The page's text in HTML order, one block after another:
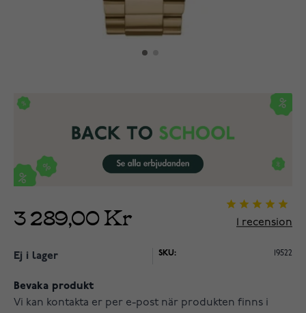
3 289,00 Kr 1 recension
Ej i lager SKU: 19522
Bevaka produkt
Vi kan kontakta er per e-post när produkten finns i